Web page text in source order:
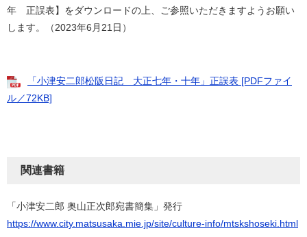
年 正誤表】をダウンロードの上、ご参照いただきますようお願い
します。（2023年6月21日）
「小津安二郎松阪日記 大正七年・十年」正誤表 [PDFファイ
ル／72KB]
関連書籍
「小津安二郎 奥山正次郎宛書簡集」発行
https://www.city.matsusaka.mie.jp/site/culture-info/mtskshoseki.html